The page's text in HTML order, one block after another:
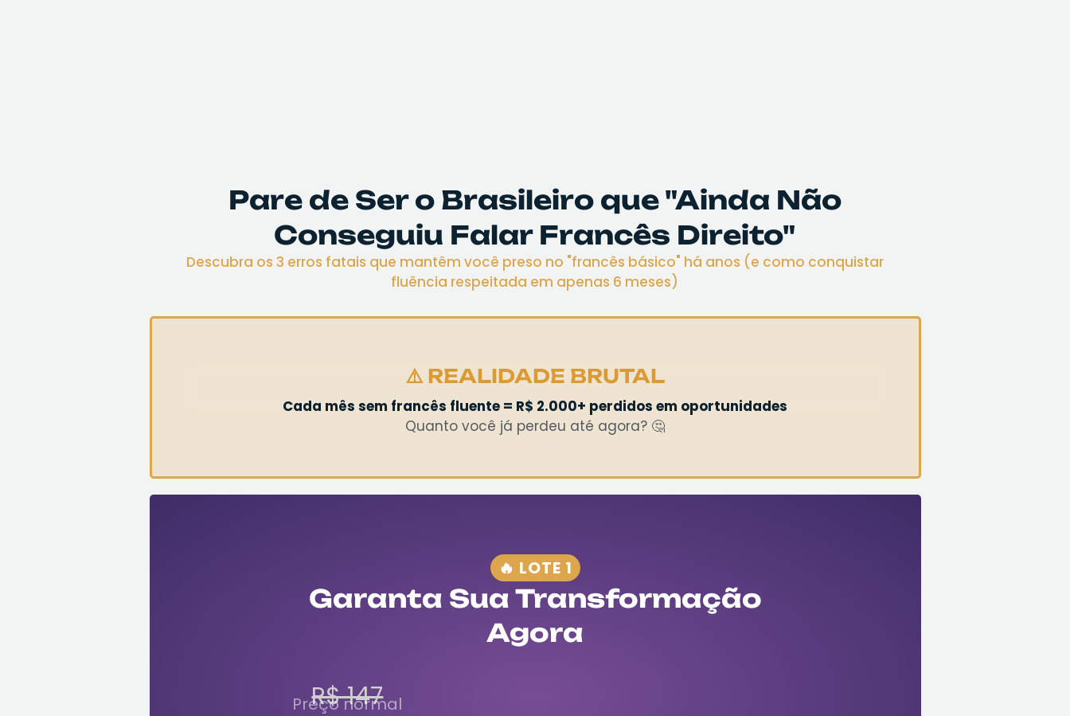
Pare de Ser o Brasileiro que "Ainda Não
Conseguiu Falar Francês Direito"
Descubra os 3 erros fatais que mantêm você preso no "francês básico" há anos (e como conquistar
fluência respeitada em apenas 6 meses)
⚠️ REALIDADE BRUTAL
Cada mês sem francês fluente = R$ 2.000+ perdidos em oportunidades
Quanto você já perdeu até agora? 🤔
🔥 LOTE 1
Garanta Sua Transformação
Agora
R$ 147
Preço normal